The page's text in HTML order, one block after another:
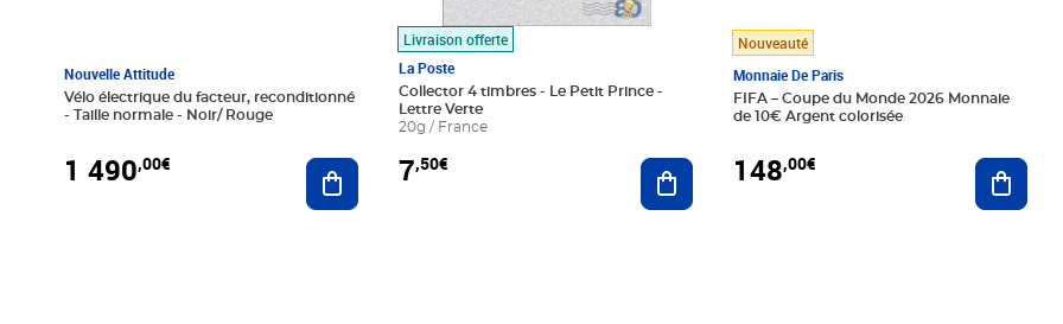
Nouvelle Attitude
Vélo électrique du facteur, reconditionné
- Taille normale - Noir/ Rouge
1 490,00€ Ajouter au panier
Livraison offerte
La Poste
Collector 4 timbres - Le Petit Prince -
Lettre Verte
20g / France
7,50€ Ajouter au panier
Nouveauté
Monnaie De Paris
FIFA – Coupe du Monde 2026 Monnaie
de 10€ Argent colorisée
148,00€